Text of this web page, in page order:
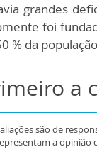
grandes
foi
% da
a
são de
a opinião